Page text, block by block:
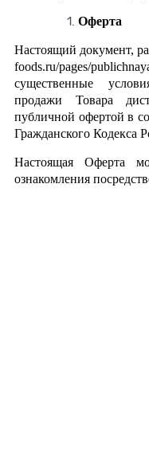
Оферта
Настоящий документ,
foods.ru/pages/
существенные
продажи Товара
публичной офертой в
Гражданского Кодекса
Настоящая Оферта
ознакомления